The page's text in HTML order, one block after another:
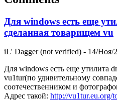
Для windows есть еще
сделанная товарищем vu
iL' Dagger (not verified) - 14/Ноя/
Для windows есть еще утилита
vu1tur(по удивительному
соотечественником и
Адрес такой: http://vu1tur.eu.org/